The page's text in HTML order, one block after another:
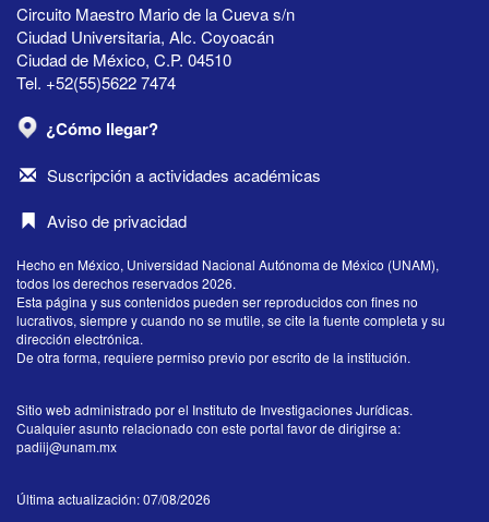
Circuito Maestro Mario de la Cueva s/n
Ciudad Universitaria, Alc. Coyoacán
Ciudad de México, C.P. 04510
Tel. +52(55)5622 7474
¿Cómo llegar?
Suscripción a actividades académicas
Aviso de privacidad
Hecho en México, Universidad Nacional Autónoma de México (UNAM),
todos los derechos reservados 2026.
Esta página y sus contenidos pueden ser reproducidos con fines no
lucrativos, siempre y cuando no se mutile, se cite la fuente completa y su
dirección electrónica.
De otra forma, requiere permiso previo por escrito de la institución.
Sitio web administrado por el Instituto de Investigaciones Jurídicas.
Cualquier asunto relacionado con este portal favor de dirigirse a:
padiij@unam.mx
Última actualización: 07/08/2026